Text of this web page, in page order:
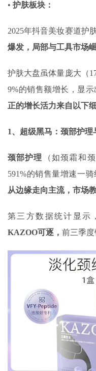
• 护肤板块：
2025年抖音美妆赛道护
爆发，局部与工具市场
护肤大盘虽体量庞大（
9%的销售额增长，显
正的增长活力来自以下
1、超级黑马：颈部护理
颈部护理
（如颈霜‌和‌
591%‌的销售量增速一骑
从边缘走向主流，市场
第三方数据统计显示
KAZOO可逐， 前三季度